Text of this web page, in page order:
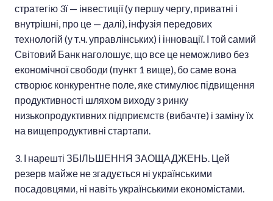
стратегію 3ї — інвестиції (у першу чергу, приватні і
внутрішні, про це — далі), інфузія передових
технологій (у т.ч. управлінських) і інновації. І той самий
Світовий Банк наголошує, що все це неможливо без
економічної свободи (пункт 1 вище), бо саме вона
створює конкурентне поле, яке стимулює підвищення
продуктивності шляхом виходу з ринку
низькопродуктивних підприємств (вибачте) і заміну їх
на вищепродуктивні стартапи.
3. І нарешті ЗБІЛЬШЕННЯ ЗАОЩАДЖЕНЬ. Цей
резерв майже не згадується ні українськими
посадовцями, ні навіть українськими економістами.